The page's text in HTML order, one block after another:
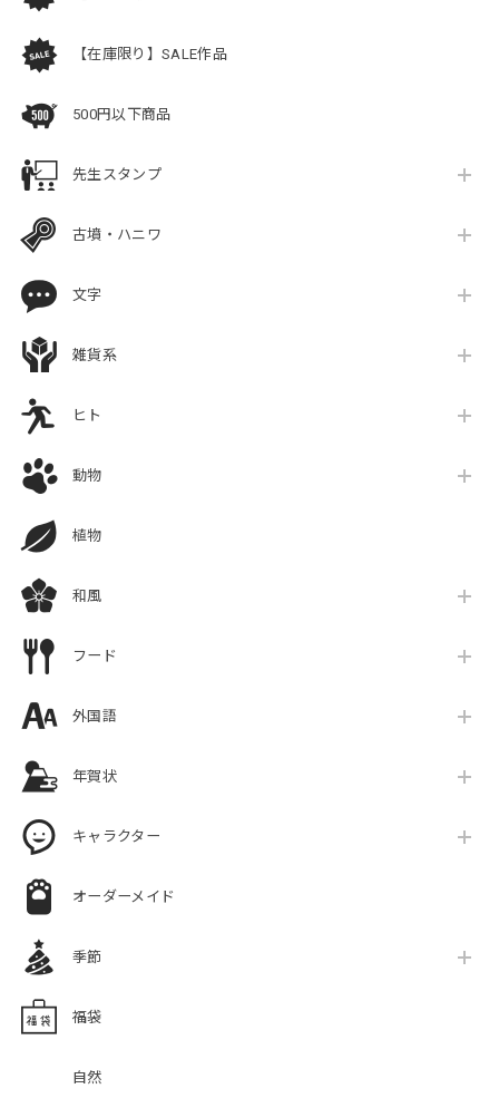
【在庫限り】SALE作品
500円以下商品
先生スタンプ
古墳・ハニワ
文字
雑貨系
ヒト
動物
植物
和風
フード
外国語
年賀状
キャラクター
オーダーメイド
季節
福袋
自然